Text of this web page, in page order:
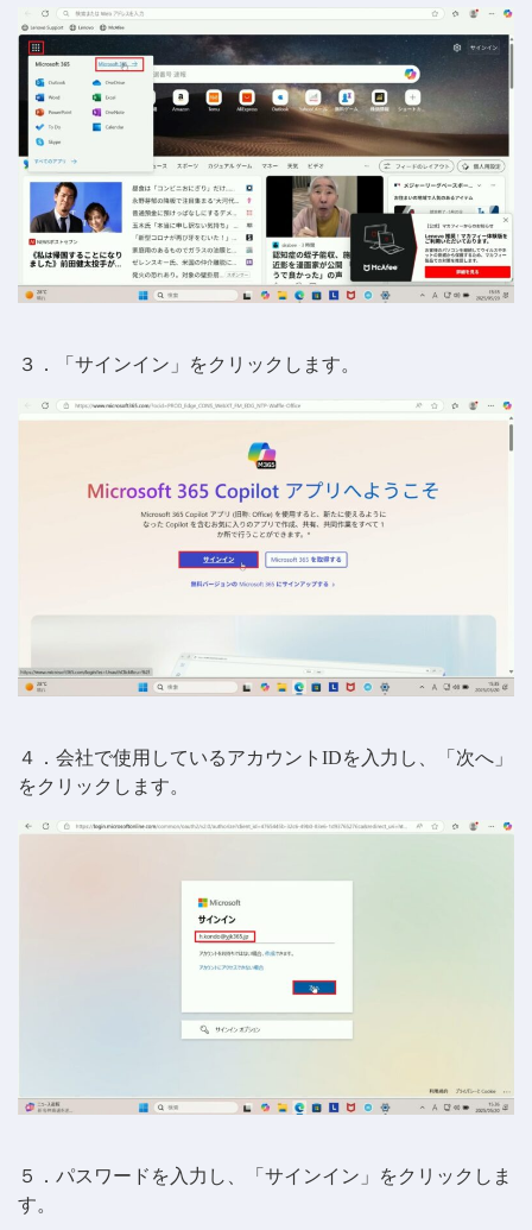
３．「サインイン」をクリックします。
４．会社で使用しているアカウントIDを入力し、「次へ」
をクリックします。
５．パスワードを入力し、「サインイン」をクリックしま
す。